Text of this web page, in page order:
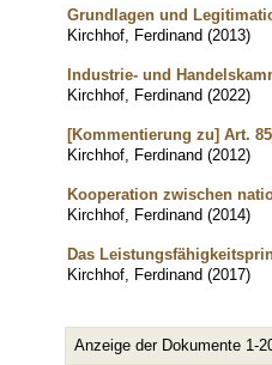
Grundlagen und
Kirchhof, Ferdinand (2013)
Industrie- und
Kirchhof, Ferdinand (2022)
[Kommentierung zu] Art. 85
Kirchhof, Ferdinand (2012)
Kooperation zwischen
Kirchhof, Ferdinand (2014)
Das
Kirchhof, Ferdinand (2017)
Anzeige der Dokumente 1-